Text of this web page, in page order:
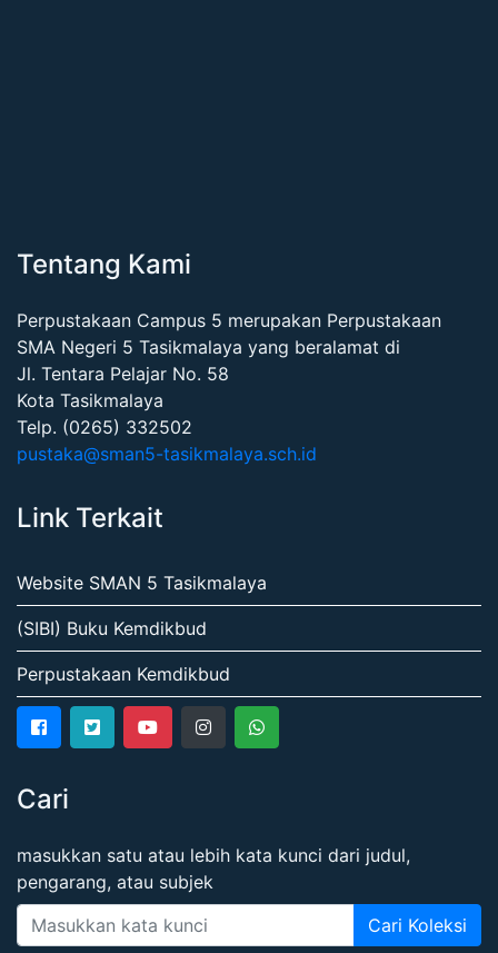
Tentang Kami
Perpustakaan Campus 5 merupakan Perpustakaan
SMA Negeri 5 Tasikmalaya yang beralamat di
Jl. Tentara Pelajar No. 58
Kota Tasikmalaya
Telp. (0265) 332502
pustaka@sman5-tasikmalaya.sch.id
Link Terkait
Website SMAN 5 Tasikmalaya
(SIBI) Buku Kemdikbud
Perpustakaan Kemdikbud
Cari
masukkan satu atau lebih kata kunci dari judul,
pengarang, atau subjek
Cari Koleksi